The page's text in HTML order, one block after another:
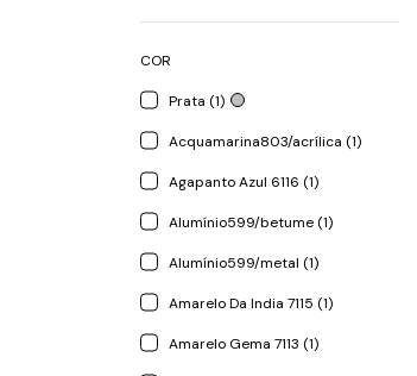
COR
Prata (1)
Acquamarina803/acrílica (1)
Agapanto Azul 6116 (1)
Alumínio599/betume (1)
Alumínio599/metal (1)
Amarelo Da India 7115 (1)
Amarelo Gema 7113 (1)